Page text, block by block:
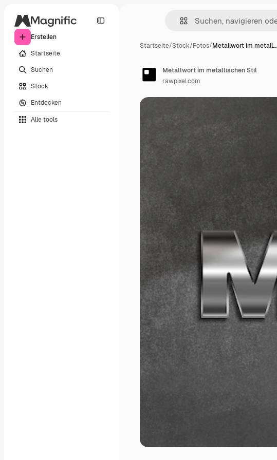
Erstellen
Startseite
Suchen
Stock
Entdecken
Alle tools
Startseite/Stock/Fotos/Metallwort im metall…
Metallwort im metallischen Stil
rawpixel.com